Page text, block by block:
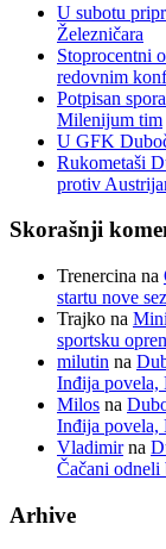
U subotu
Železničara
Stoprocentni
redovnim
Potpisan
Milenijum tim
U GFK
Rukometaši
protiv
Skorašnji
Trenercina na
startu nove
Trajko na
sportsku
milutin na
Inđija povela,
Milos na
Inđija povela,
Vladimirna
Čačani odneli
Arhive